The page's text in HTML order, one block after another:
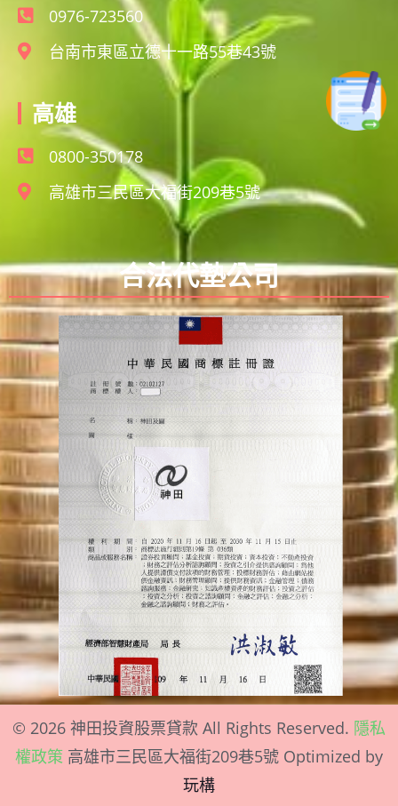
0976-723560
台南市東區立德十一路55巷43號
高雄
0800-350178
高雄市三民區大福街209巷5號
合法代墊公司
© 2026 神田投資股票貸款 All Rights Reserved. 隱私
權政策 高雄市三民區大福街209巷5號 Optimized by
玩構